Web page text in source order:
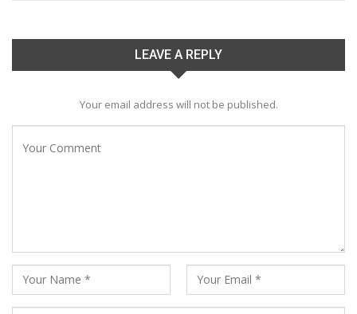
LEAVE A REPLY
Your email address will not be published.